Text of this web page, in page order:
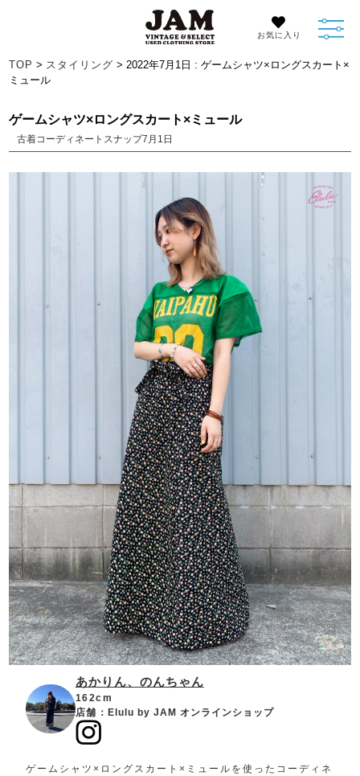
お気に入り
TOP > スタイリング > 2022年7月1日 : ゲームシャツ×ロングスカート×
ミュール
ゲームシャツ×ロングスカート×ミュール
古着コーディネートスナップ7月1日
あかりん、のんちゃん
162cm
店舗：Elulu by JAM オンラインショップ
ゲームシャツ×ロングスカート×ミュールを使ったコーディネ